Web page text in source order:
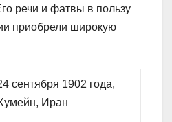
речи и фатвы в пользу
приобрели широкую
сентября 1902 года,
Иран